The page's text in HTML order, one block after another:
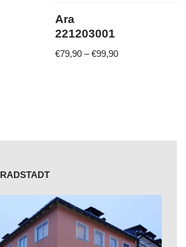
Ara
221203001
€79,90 –€99,90
RADSTADT